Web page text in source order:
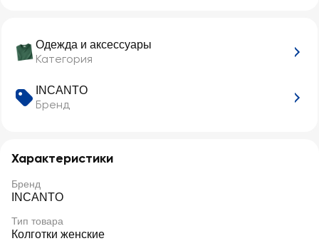
Одежда и аксессуары
Категория
INCANTO
Бренд
Характеристики
Бренд
INCANTO
Тип товара
Колготки женские